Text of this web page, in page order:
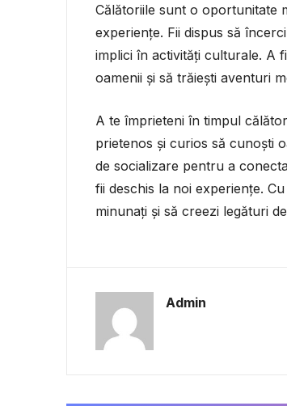
Călătoriile sunt o oportunitate
experiențe. Fii dispus să
implici în activități culturale. A
oamenii și să trăiești aventuri
A te împrieteni în timpul
prietenos și curios să cunoști
de socializare pentru a
fii deschis la noi experiențe.
minunați și să creezi legături
Admin